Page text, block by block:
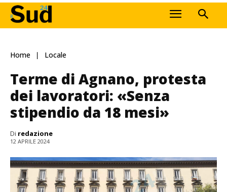
Home Locale
Terme di Agnano, protesta
dei lavoratori: «Senza
stipendio da 18 mesi»
Di redazione
12 APRILE 2024